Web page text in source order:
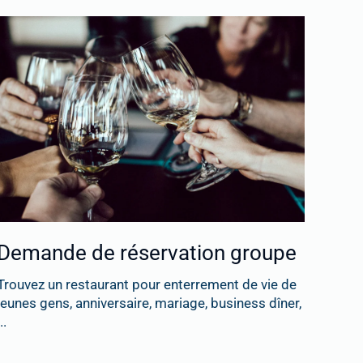
de réservation groupe
un restaurant pour enterrement de vie de
gens, anniversaire, mariage, business dîner,